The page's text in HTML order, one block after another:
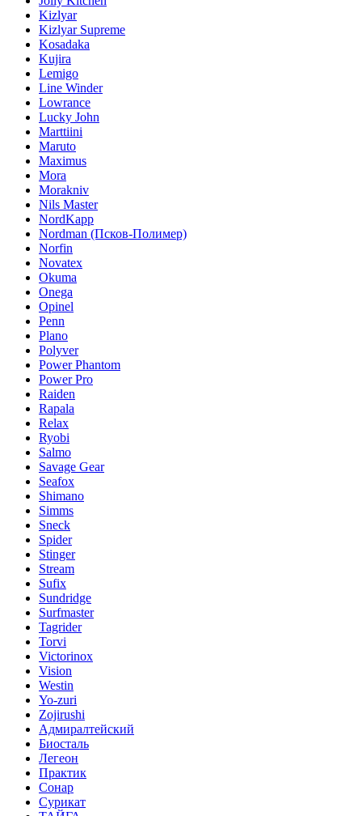
Kizlyar
Kizlyar Supreme
Kosadaka
Kujira
Lemigo
Line Winder
Lowrance
Lucky John
Marttiini
Maruto
Maximus
Mora
Morakniv
Nils Master
NordKapp
Nordman (Псков-Полимер)
Norfin
Novatex
Okuma
Onega
Opinel
Penn
Plano
Polyver
Power Phantom
Power Pro
Raiden
Rapala
Relax
Ryobi
Salmo
Savage Gear
Seafox
Shimano
Simms
Sneck
Spider
Stinger
Stream
Sufix
Sundridge
Surfmaster
Tagrider
Torvi
Victorinox
Vision
Westin
Yo-zuri
Zojirushi
Адмиралтейский
Биосталь
Легеон
Практик
Сонар
Сурикат